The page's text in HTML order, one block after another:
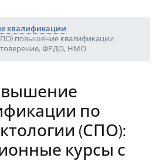
квалификации
повышение квалификации
ФРДО, НМО
по
(СПО):
курсы с